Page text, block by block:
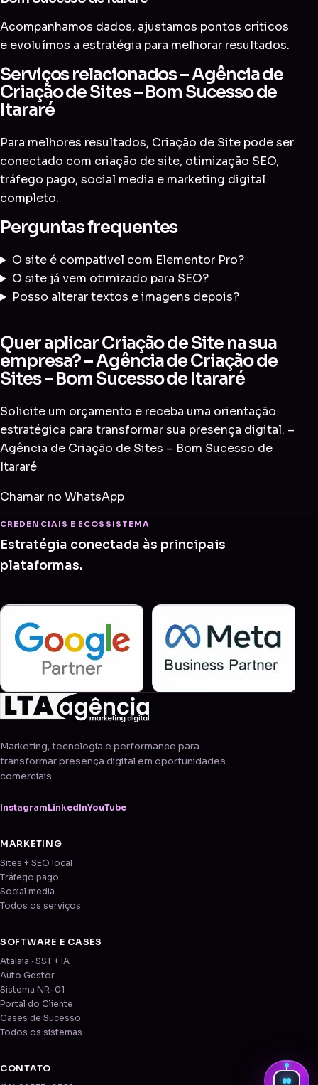
Acompanhamos dados, ajustamos pontos críticos
e evoluímos a estratégia para melhorar resultados.
Serviços relacionados – Agência de
Criação de Sites – Bom Sucesso de
Itararé
Para melhores resultados, Criação de Site pode ser
conectado com criação de site, otimização SEO,
tráfego pago, social media e marketing digital
completo.
Perguntas frequentes
O site é compatível com Elementor Pro?
O site já vem otimizado para SEO?
Posso alterar textos e imagens depois?
Quer aplicar Criação de Site na sua
empresa? – Agência de Criação de
Sites – Bom Sucesso de Itararé
Solicite um orçamento e receba uma orientação
estratégica para transformar sua presença digital. –
Agência de Criação de Sites – Bom Sucesso de
Itararé
Chamar no WhatsApp
CREDENCIAIS E ECOSSISTEMA
Estratégia conectada às principais
plataformas.
Marketing, tecnologia e performance para
transformar presença digital em oportunidades
comerciais.
Instagram LinkedInYouTube
MARKETING
Sites + SEO local
Tráfego pago
Social media
Todos os serviços
SOFTWARE E CASES
Atalaia · SST + IA
Auto Gestor
Sistema NR-01
Portal do Cliente
Cases de Sucesso
Todos os sistemas
CONTATO